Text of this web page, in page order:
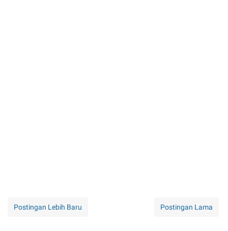
Postingan Lebih Baru Postingan Lama